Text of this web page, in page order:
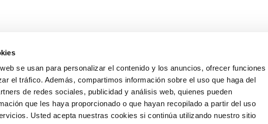
se usan para personalizar el contenido y los anuncios, ofrecer funciones
el tráfico. Además, compartimos información sobre el uso que haga del
de redes sociales, publicidad y análisis web, quienes pueden
que les haya proporcionado o que hayan recopilado a partir del uso
Usted acepta nuestras cookies si continúa utilizando nuestro sitio